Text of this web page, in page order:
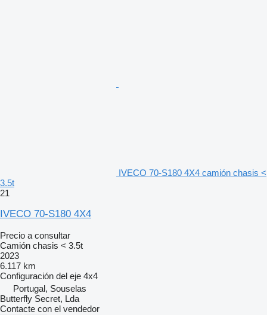
IVECO 70-S180 4X4 camión chasis <
3.5t
21
IVECO 70-S180 4X4
Precio a consultar
Camión chasis < 3.5t
2023
6.117 km
Configuración del eje 4x4
Portugal, Souselas
Butterfly Secret, Lda
Contacte con el vendedor